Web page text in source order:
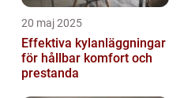
20 maj 2025
Effektiva kylanläggningar
för hållbar komfort och
prestanda